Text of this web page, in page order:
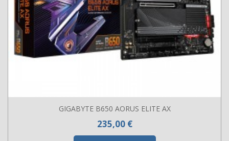
GIGABYTE B650 AORUS ELITE AX
Prix
235,00 €